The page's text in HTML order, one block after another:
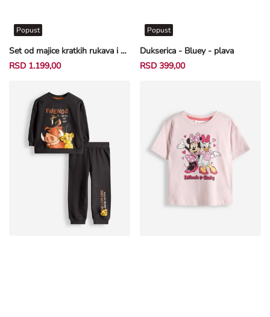
Set od majice kratkih rukava i pantalona - Bambi - prljavobela
Popust
RSD 1.199,00
Dukserica - Bluey - plava
Popust
RSD 399,00